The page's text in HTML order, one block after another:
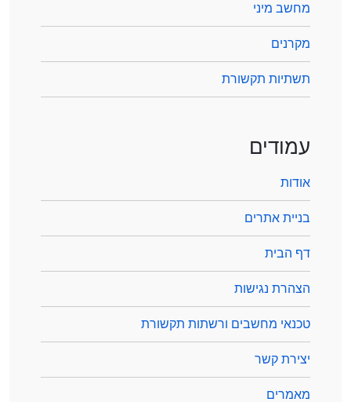
מחשב מיני
מקרנים
תשתיות תקשורת
עמודים
אודות
בניית אתרים
דף הבית
הצהרת נגישות
טכנאי מחשבים ורשתות תקשורת
יצירת קשר
מאמרים